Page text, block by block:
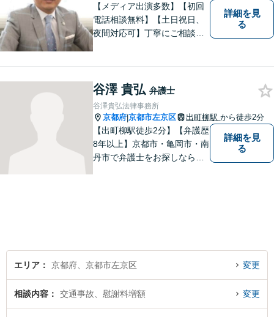
【メディア出演多数】【初回
電話相談無料】【土日祝日、
夜間対応可】丁寧にご相談を
格を徹底的に守ります！
詳細を見
る
谷澤 貴弘 弁護士
谷澤貴弘法律事務所
京都府|京都市左京区 出町柳駅 から徒歩2分
【出町柳駅徒歩2分】【弁護歴
8年以上】京都市・亀岡市・南
丹市で弁護士をお探しならご
詳細を見
る
エリア 京都府、京都市左京区 変更
相談内容 交通事故、慰謝料増額 変更